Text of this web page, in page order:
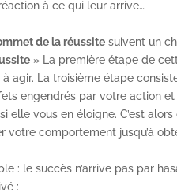
à ce qui leur arrive…
de la réussite suivent un
» La première étape de
agir. La troisième étape
engendrés par votre action
elle vous en éloigne. C’est
votre comportement jusqu’à
: le succès n’arrive pas par
: